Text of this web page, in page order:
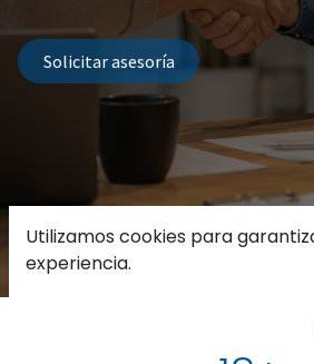
Solicitar asesoría
Utilizamos cookies para
experiencia.